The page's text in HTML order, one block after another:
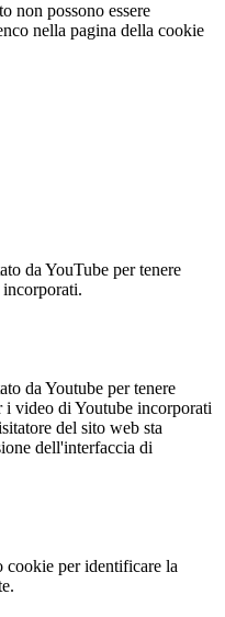
non possono essere
nella pagina della cookie
da YouTube per tenere
da Youtube per tenere
i video di Youtube incorporati
del sito web sta
dell'interfaccia di
cookie per identificare la